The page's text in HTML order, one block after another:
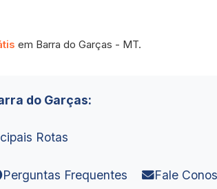
em Barra do Garças - MT.
do Garças:
Rotas
Perguntas Frequentes Fale